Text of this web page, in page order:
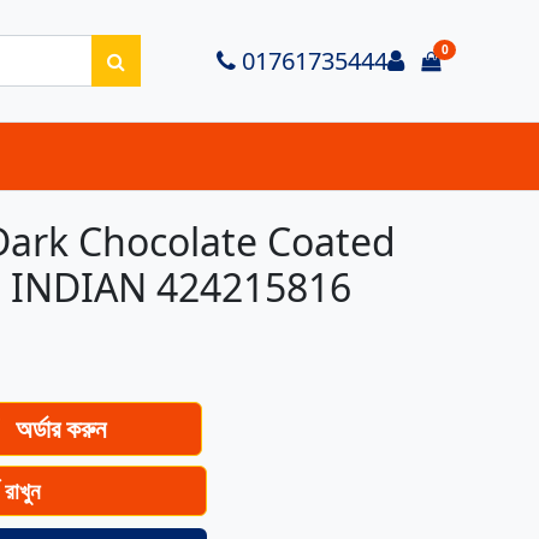
01761735444 Login
0
items in
Chocolate Coated
424215816
অর্ডার করুন
রাখুন